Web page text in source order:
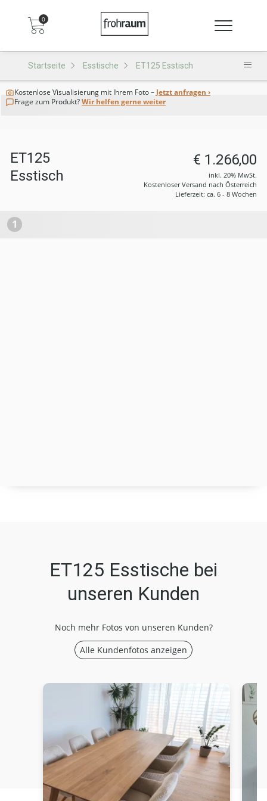
0
Startseite Esstische ET125 Esstisch
Kostenlose Visualisierung mit Ihrem Foto – Jetzt anfragen ›
Frage zum Produkt?Wir helfen gerne weiter
ET125
Esstisch
€ 1.266,00
inkl. 20% MwSt.
Kostenloser Versand nach Österreich
Lieferzeit: ca. 6 - 8 Wochen
1
ET125 Esstische bei
unseren Kunden
Noch mehr Fotos von unseren Kunden?
Alle Kundenfotos anzeigen